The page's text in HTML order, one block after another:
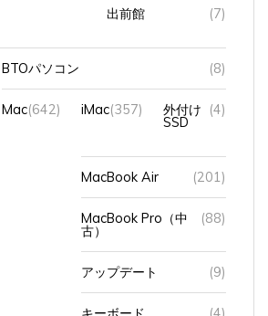
BTOパソコン (8)
Mac(642) iMac(357) 外付け
SSD
(4)
MacBook Air (201)
MacBook Pro（中 (88)
アップデート (9)
キーボード (4)